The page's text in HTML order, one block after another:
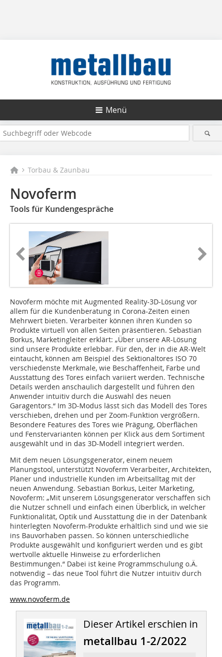
Menü
Torbau & Zaunbau
Novoferm
Tools für Kundengespräche
Novoferm möchte mit Augmented Reality-3D-Lösung vor
allem für die Kundenberatung in Corona-Zeiten einen
Mehrwert bieten. Verarbeiter können ihren Kunden so
Produkte virtuell von allen Seiten präsentieren. Sebastian
Borkus, Marketingleiter erklärt: „Über unsere AR-Lösung
sind unsere Produkte erlebbar. Für den, der in die AR-Welt
eintaucht, können am Beispiel des Sektionaltores ISO 70
verschiedenste Merkmale, wie Beschaffenheit, Farbe und
Ausstattung des Tores einfach variiert werden. Technische
Details werden anschaulich dargestellt und führen den
Anwender intuitiv durch die Auswahl des neuen
Garagentors.“ Im 3D-Modus lässt sich das Modell des Tores
verschieben, drehen und per Zoom-Funktion vergrößern.
Besondere Features des Tores wie Prägung, Oberflächen
und Fenstervarianten können per Klick aus dem Sortiment
ausgewählt und in das 3D-Modell integriert werden.
Mit dem neuen Lösungsgenerator, einem neuem
Planungstool, unterstützt Novoferm Verarbeiter, Architekten,
Planer und industrielle Kunden im Arbeitsalltag mit der
neuen Anwendung. Sebastian Borkus, Leiter Marketing,
Novoferm: „Mit unserem Lösungsgenerator verschaffen sich
die Nutzer schnell und einfach einen Überblick, in welcher
Funktionalität, Optik und Ausstattung die in der Datenbank
hinterlegten Novoferm-Produkte erhältlich sind und wie sie
ins Bauvorhaben passen. So können unterschiedliche
Produkte ausgewählt und konfiguriert werden und es gibt
wertvolle aktuelle Hinweise zu erforderlichen
Bestimmungen.“ Dabei ist keine Programmschulung o.Ä.
notwendig – das neue Tool führt die Nutzer intuitiv durch
das Programm.
www.novoferm.de
Dieser Artikel erschien in
metallbau 1-2/2022